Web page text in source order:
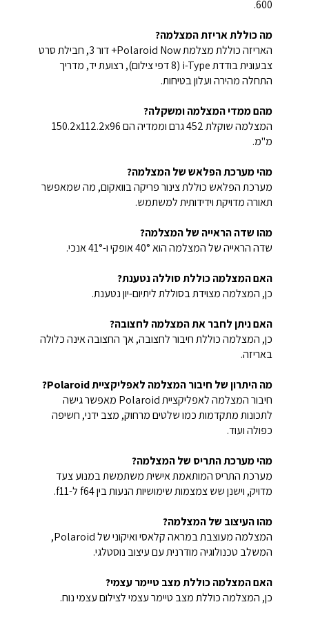
600.
מה כוללת אריזת המצלמה?
האריזה כוללת מצלמת Polaroid Now+ דור 3, חבילת סרט
צבעונית בודדת i-Type (8 דפי צילום), רצועת יד, מדריך
התחלה מהירה ועלון בטיחות.
מהם ממדי המצלמה ומשקלה?
המצלמה שוקלת 452 גרם וממדיה הם 150.2x112.2x96
מ"מ.
מהי מערכת הפלאש של המצלמה?
מערכת הפלאש כוללת צינור פריקה בוואקום, מה שמאפשר
תאורה מדויקת וידידותית למשתמש.
מהו שדה הראייה של המצלמה?
שדה הראייה של המצלמה הוא 40° אופקי ו-41° אנכי.
האם המצלמה כוללת סוללה נטענת?
כן, המצלמה מצוידת בסוללת ליתיום-יון נטענת.
האם ניתן לחבר את המצלמה לחצובה?
כן, המצלמה כוללת חיבור לחצובה, אך החצובה אינה כלולה
באריזה.
מה היתרון של חיבור המצלמה לאפליקציית Polaroid?
חיבור המצלמה לאפליקציית Polaroid מאפשר גישה
לתכונות מתקדמות כמו שלטים מרחוק, מצב ידני, חשיפה
כפולה ועוד.
מהי מערכת התריס של המצלמה?
מערכת התריס המותאמת אישית משתמשת במנוע צעד
מדויק, וישנן שש צמצמות שימושיות הנעות בין f64 ל-f11.
מהו העיצוב של המצלמה?
המצלמה מעוצבת במראה קלאסי ואיקוני של Polaroid,
המשלב טכנולוגיה מודרנית עם עיצוב נוסטלגי.
האם המצלמה כוללת מצב טיימר עצמי?
כן, המצלמה כוללת מצב טיימר עצמי לצילום עצמי נוח.